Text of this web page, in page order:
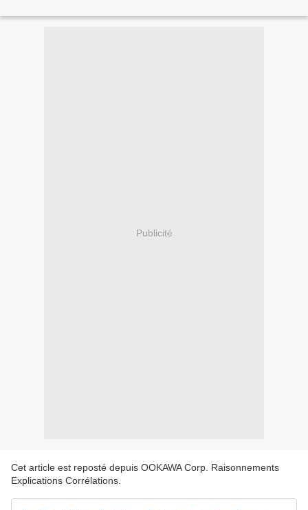
Publicité
Cet article est reposté depuis OOKAWA Corp. Raisonnements
Explications Corrélations